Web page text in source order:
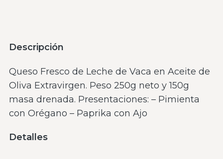
Descripción
Queso Fresco de Leche de Vaca en Aceite de
Oliva Extravirgen. Peso 250g neto y 150g
masa drenada. Presentaciones: – Pimienta
con Orégano – Paprika con Ajo
Detalles